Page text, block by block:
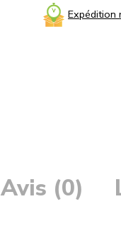
Expédition
Avis (0)